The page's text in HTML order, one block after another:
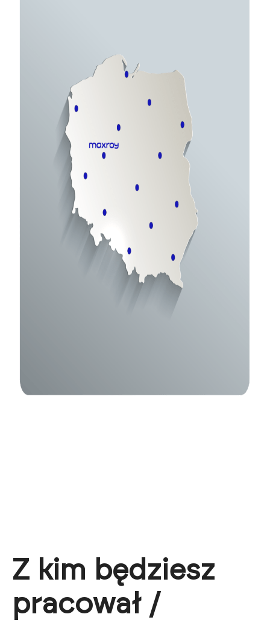
Z kim będziesz
pracował /